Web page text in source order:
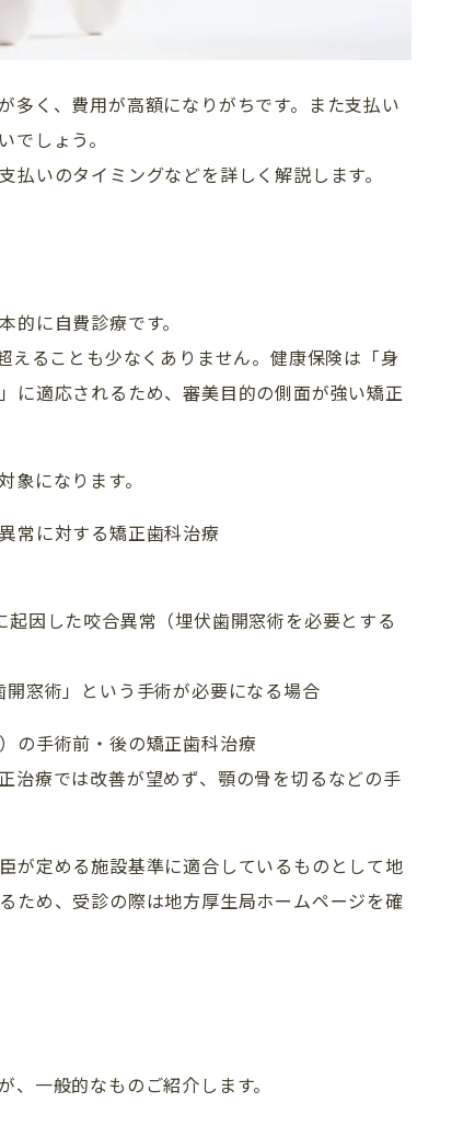
着情報 診療一覧
多く、費用が高額になりがちです。また支払い
しょう。
いのタイミングなどを詳しく解説します。
に自費診療です。
ることも少なくありません。健康保険は「身
に適応されるため、審美目的の側面が強い矯正
になります。
常に対する矯正歯科治療
因した咬合異常（埋伏歯開窓術を必要とする
窓術」という手術が必要になる場合
の手術前・後の矯正歯科治療
療では改善が望めず、顎の骨を切るなどの手
が定める施設基準に適合しているものとして地
ため、受診の際は地方厚生局ホームページを確
一般的なものご紹介します。